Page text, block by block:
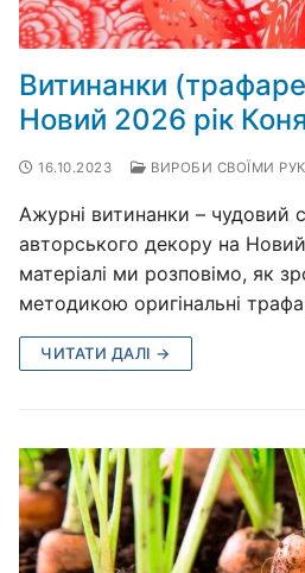
Витинанки
Новий 2026 рік Коня
16.10.2023 ВИРОБИ СВОЇМИ
Ажурні витинанки – чудовий
авторського декору на
матеріалі ми розповімо, як
методикою оригінальні
ЧИТАТИ ДАЛІ →